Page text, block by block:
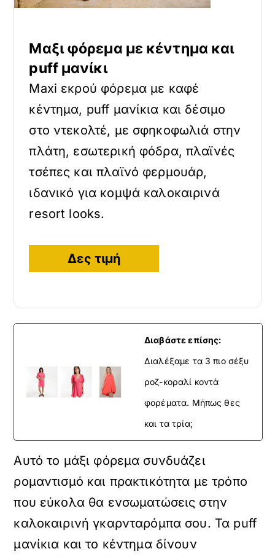
Μαξι φόρεμα με κέντημα και
puff μανίκι
Maxi εκρού φόρεμα με καφέ
κέντημα, puff μανίκια και δέσιμο
στο ντεκολτέ, με σφηκοφωλιά στην
πλάτη, εσωτερική φόδρα, πλαϊνές
τσέπες και πλαϊνό φερμουάρ,
ιδανικό για κομψά καλοκαιρινά
resort looks.
Δες τιμή
Διαβάστε επίσης:
Διαλέξαμε τα 3 πιο σέξυ
ροζ-κοραλί κοντά
φορέματα. Μήπως θες
και τα τρία;
Αυτό το μάξι φόρεμα συνδυάζει
ρομαντισμό και πρακτικότητα με τρόπο
που εύκολα θα ενσωματώσεις στην
καλοκαιρινή γκαρνταρόμπα σου. Τα puff
μανίκια και το κέντημα δίνουν